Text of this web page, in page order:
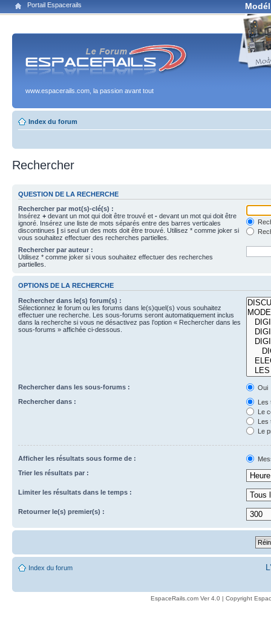
Portail Espacerails
www.espacerails.com, la passion avant tout
Index du forum
Rechercher
QUESTION DE LA RECHERCHE
Rechercher par mot(s)-clé(s) :
Insérez + devant un mot qui doit être trouvé et - devant un mot qui doit être
ignoré. Insérez une liste de mots séparés entre des barres verticales
discontinues | si seul un des mots doit être trouvé. Utilisez * comme joker si
vous souhaitez effectuer des recherches partielles.
Rechercher par auteur :
Utilisez * comme joker si vous souhaitez effectuer des recherches
partielles.
OPTIONS DE LA RECHERCHE
Rechercher dans le(s) forum(s) :
Sélectionnez le forum ou les forums dans le(s)quel(s) vous souhaitez
effectuer une recherche. Les sous-forums seront automatiquement inclus
dans la recherche si vous ne désactivez pas l’option « Rechercher dans les
sous-forums » affichée ci-dessous.
Rechercher dans les sous-forums :
Oui
Rechercher dans :
Les
Le
Les
Le
Afficher les résultats sous forme de :
Trier les résultats par :
Limiter les résultats dans le temps :
Retourner le(s) premier(s) :
Index du forum
EspaceRails.com Ver 4.0 | Copyright